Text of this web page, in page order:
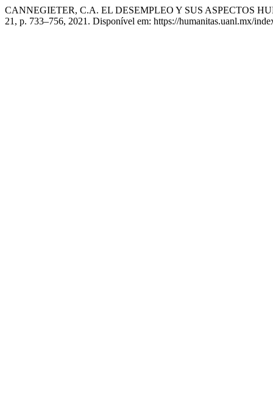
CANNEGIETER, C.A. EL DESEMPLEO Y SUS ASPECTOS
21, p. 733–756, 2021. Disponível em: https://humanitas.uanl.mx/